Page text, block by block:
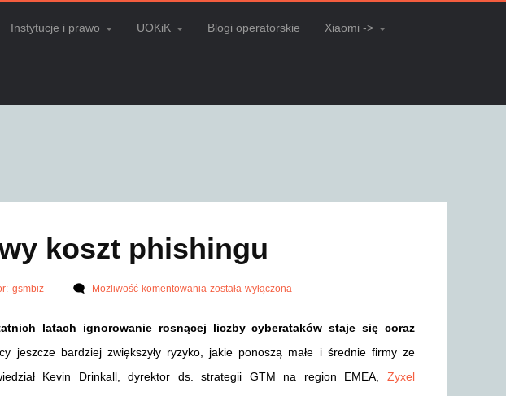
Instytucje i prawo UOKiK Blogi operatorskie Xiaomi ->
koszt phishingu
gsmbiz Możliwość komentowaniazostała wyłączona
latach ignorowanie rosnącej liczby cyberataków staje się coraz
jeszcze bardziej zwiększyły ryzyko, jakie ponoszą małe i średnie firmy ze
Kevin Drinkall, dyrektor ds. strategii GTM na region EMEA, Zyxel